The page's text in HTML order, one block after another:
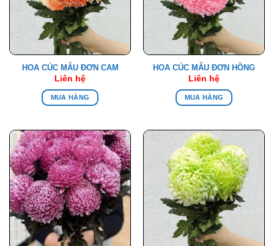
HOA CÚC MẪU ĐƠN CAM
Liên hệ
MUA HÀNG
HOA CÚC MẪU ĐƠN HỒNG
Liên hệ
MUA HÀNG